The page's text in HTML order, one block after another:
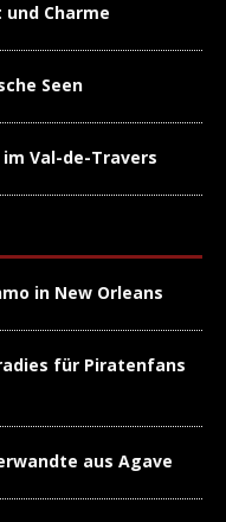
Charme
Seen
Val-de-Travers
in New Orleans
für Piratenfans
aus Agave